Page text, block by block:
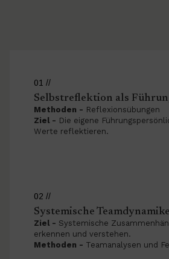
01 //
Selbstreflektion als
Methoden - Reflexionsübungen
Ziel - Die eigene
Werte reflektieren.
02 //
Systemische
Ziel - Systemische
erkennen und verstehen.
Methoden - Teamanalysen und